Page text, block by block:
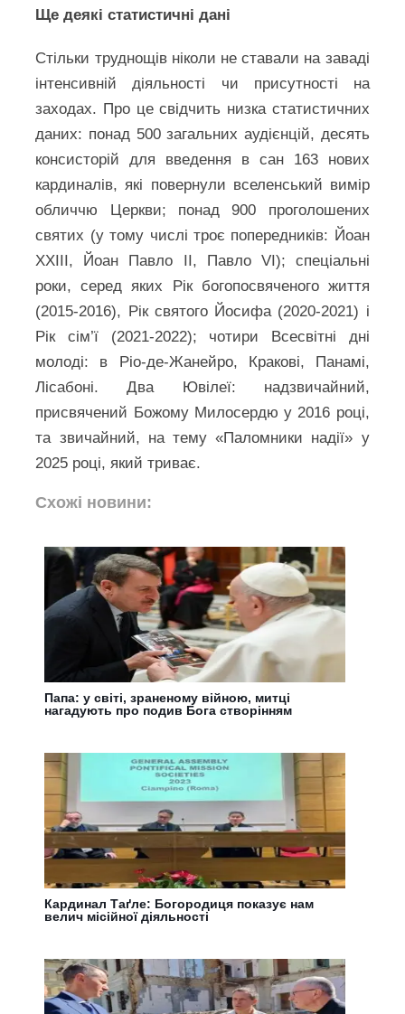
Ще деякі статистичні дані
Стільки труднощів ніколи не ставали на заваді
інтенсивній діяльності чи присутності на
заходах. Про це свідчить низка статистичних
даних: понад 500 загальних аудієнцій, десять
консисторій для введення в сан 163 нових
кардиналів, які повернули вселенський вимір
обличчю Церкви; понад 900 проголошених
святих (у тому числі троє попередників: Йоан
XXIII, Йоан Павло II, Павло VI); спеціальні
роки, серед яких Рік богопосвяченого життя
(2015-2016), Рік святого Йосифа (2020-2021) і
Рік сім’ї (2021-2022); чотири Всесвітні дні
молоді: в Ріо-де-Жанейро, Кракові, Панамі,
Лісабоні. Два Ювілеї: надзвичайний,
присвячений Божому Милосердю у 2016 році,
та звичайний, на тему «Паломники надії» у
2025 році, який триває.
Схожі новини:
Папа: у світі, зраненому війною, митці
нагадують про подив Бога створінням
Кардинал Таґле: Богородиця показує нам
велич місійної діяльності